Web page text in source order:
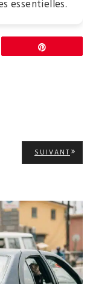
essentielles.
SUIVANT